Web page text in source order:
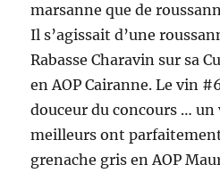
marsanne que de
Il s’agissait d’une
Rabasse Charavin sur sa
en AOP Cairanne. Le vin
douceur du concours … un
meilleurs ont
grenache gris en AOP